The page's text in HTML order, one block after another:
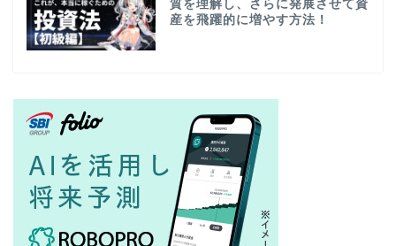
質を理解し、さらに発展させて資
産を飛躍的に増やす方法！